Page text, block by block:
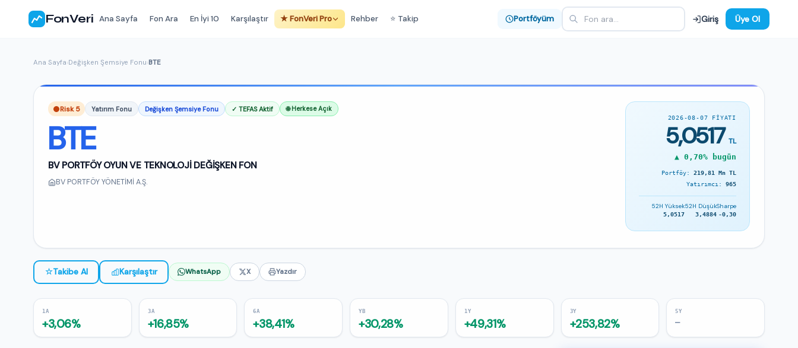
FonVeri Ana Sayfa Fon Ara En İyi 10 Karşılaştır ★ FonVeri Pro Rehber ⭐ Takip Portföyüm Giriş Üye Ol
Ana Sayfa›Değişken Şemsiye Fonu›BTE
Risk 5 Yatırım Fonu Değişken Şemsiye Fonu ✓ TEFAS Aktif 🌐 Herkese Açık
BTE
BV PORTFÖY OYUN VE TEKNOLOJİ DEĞİŞKEN FON
BV PORTFÖY YÖNETİMİ A.Ş.
2026-08-07 FIYATI
5,0517 TL
▲ 0,70% bugün
Portföy: 219,81 Mn TL
Yatırımcı: 965
52H Yüksek
5,0517
52H Düşük
3,4884
Sharpe
-0,30
☆Takibe Al Karşılaştır WhatsApp X Yazdır
1A
+3,06%
3A
+16,85%
6A
+38,41%
YB
+30,28%
1Y
+49,31%
3Y
+253,82%
5Y
—